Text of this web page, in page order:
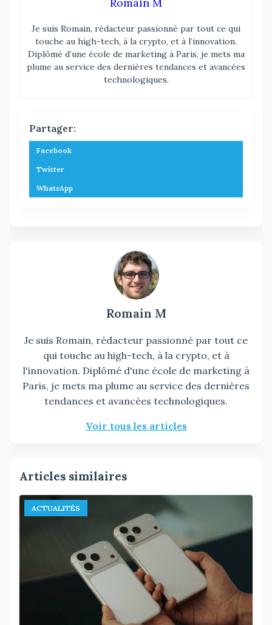
Je suis Romain, rédacteur passionné par tout ce qui
touche au high-tech, à la crypto, et à l’innovation.
Diplômé d’une école de marketing à Paris, je mets ma
plume au service des dernières tendances et avancées
technologiques.
Partager:
Facebook
Twitter
WhatsApp
Romain M
Je suis Romain, rédacteur passionné par tout ce
qui touche au high-tech, à la crypto, et à
l'innovation. Diplômé d'une école de marketing à
Paris, je mets ma plume au service des dernières
tendances et avancées technologiques.
Voir tous les articles
Articles similaires
ACTUALITÉS